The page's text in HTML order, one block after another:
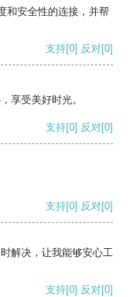
和安全性的连接，并帮
支持[0] 反对[0]
享受美好时光。
支持[0] 反对[0]
支持[0] 反对[0]
解决，让我能够安心工
支持[0] 反对[0]